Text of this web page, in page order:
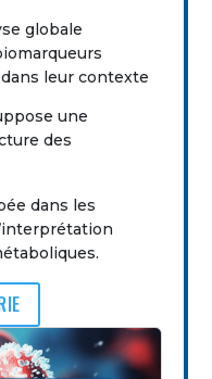
globale
leur contexte
une
des
dans les